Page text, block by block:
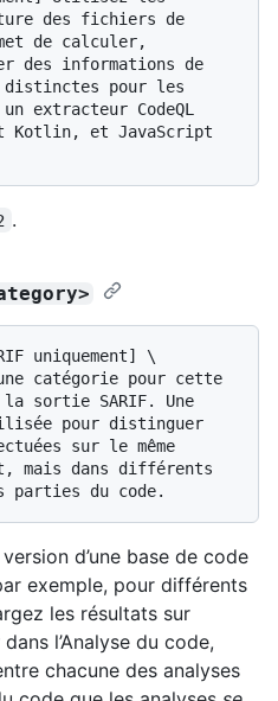
des fichiers de
de calculer,
des informations de
pour les
extracteur CodeQL
Kotlin, et JavaScript
.
catégorie pour cette
sortie SARIF. Une
pour distinguer
sur le même
mais dans différents
d’une base de code
exemple, pour différents
les résultats sur
l’Analyse du code,
chacune des analyses